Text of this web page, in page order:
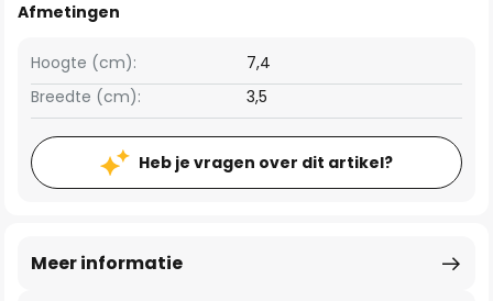
Afmetingen
Breedte (cm): 3,5
Hoogte (cm): 7,4
Heb je vragen over dit artikel?
Meer informatie